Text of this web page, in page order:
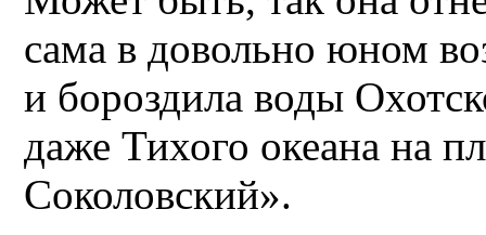
сама в довольно юном
и бороздила воды
даже Тихого океана на
Соколовский».